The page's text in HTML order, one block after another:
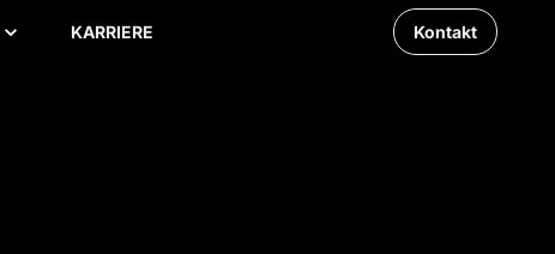
KARRIERE Kontakt